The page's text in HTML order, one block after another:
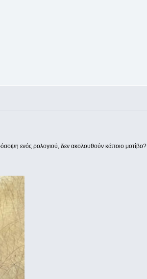
ενός ρολογιού, δεν ακολουθούν κάποιο μοτίβο?